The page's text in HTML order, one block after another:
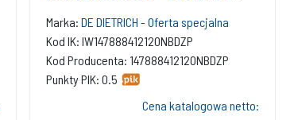
Marka: DE DIETRICH - Oferta specjalna
Kod IK: IW147888412120NBDZP
Kod Producenta: 147888412120NBDZP
Punkty PIK: 0.5
Cena katalogowa netto: